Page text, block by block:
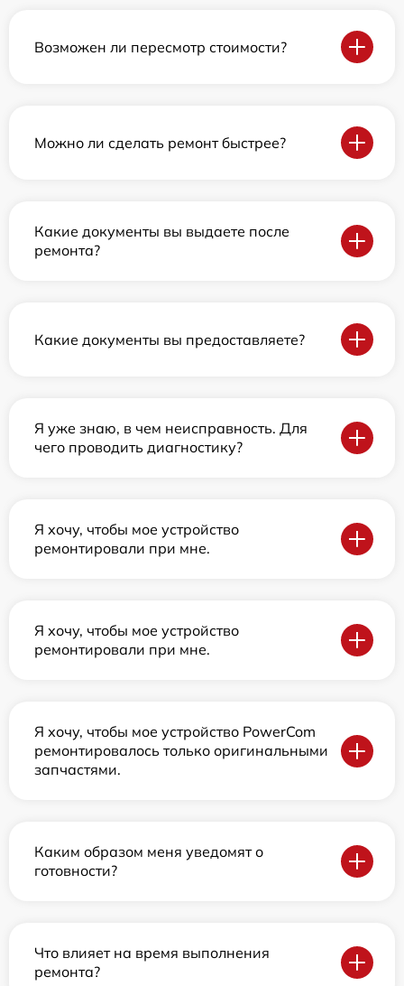
Возможен ли пересмотр стоимости?
Можно ли сделать ремонт быстрее?
Какие документы вы выдаете после
ремонта?
Какие документы вы предоставляете?
Я уже знаю, в чем неисправность. Для
чего проводить диагностику?
Я хочу, чтобы мое устройство
ремонтировали при мне.
Я хочу, чтобы мое устройство
ремонтировали при мне.
Я хочу, чтобы мое устройство PowerCom
ремонтировалось только оригинальными
запчастями.
Каким образом меня уведомят о
готовности?
Что влияет на время выполнения
ремонта?